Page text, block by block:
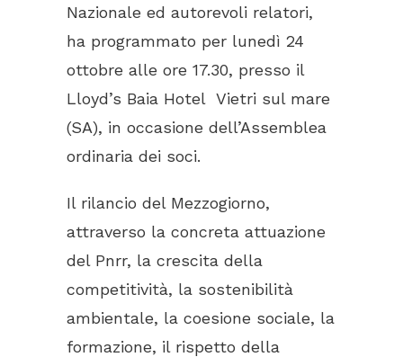
Nazionale ed autorevoli relatori,
ha programmato per lunedì 24
ottobre alle ore 17.30, presso il
Lloyd’s Baia Hotel Vietri sul mare
(SA), in occasione dell’Assemblea
ordinaria dei soci.
Il rilancio del Mezzogiorno,
attraverso la concreta attuazione
del Pnrr, la crescita della
competitività, la sostenibilità
ambientale, la coesione sociale, la
formazione, il rispetto della